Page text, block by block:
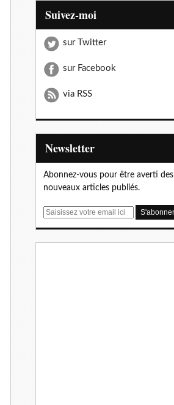
Suivez-moi
sur Twitter
sur Facebook
via RSS
Newsletter
Abonnez-vous pour être averti des
nouveaux articles publiés.
E